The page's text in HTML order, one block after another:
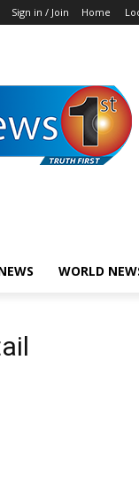
Sign in / Join Home
WORLD